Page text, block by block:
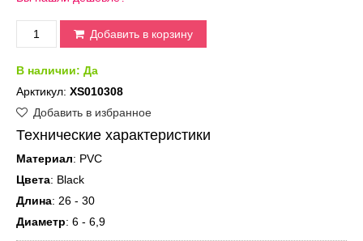
Добавить в корзину
В наличии: Да
Арктикул: XS010308
Добавить в избранное
Технические характеристики
Материал: PVC
Цвета: Black
Длина: 26 - 30
Диаметр: 6 - 6,9